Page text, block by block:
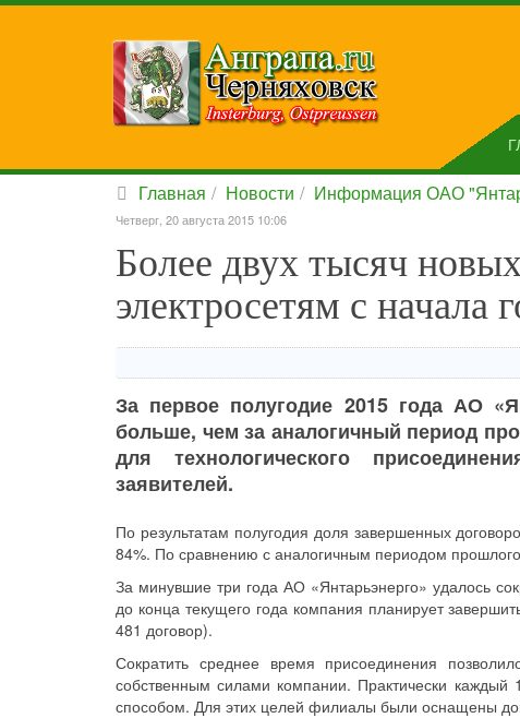
Главная Новости Информация ОАО
Четверг, 20 августа 2015 10:06
Более двух тысяч
электросетям с начала
За первое полугодие 2015 года АО
больше, чем за аналогичный период
для технологического
заявителей.
По результатам полугодия доля завершенных
84%. По сравнению с аналогичным периодом прошлого
За минувшие три года АО «Янтарьэнерго» удалось
до конца текущего года компания планирует
481 договор).
Сократить среднее время присоединения
собственным силами компании. Практически каждый
способом. Для этих целей филиалы были оснащены